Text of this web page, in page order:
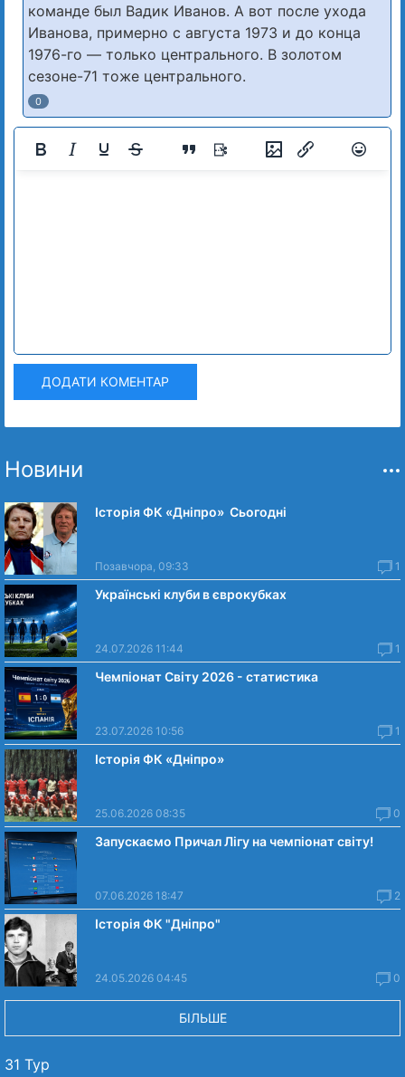
команде был Вадик Иванов. А вот после ухода
Иванова, примерно с августа 1973 и до конца
1976-го — только центрального. В золотом
сезоне-71 тоже центрального.
0
ДОДАТИ КОМЕНТАР
Новини
Історія ФК «Дніпро» Сьогодні
Позавчора, 09:33 1
Українські клуби в єврокубках
24.07.2026 11:44 1
Чемпіонат Світу 2026 - статистика
23.07.2026 10:56 1
Історія ФК «Дніпро»
25.06.2026 08:35 0
Запускаємо Причал Лігу на чемпіонат світу!
07.06.2026 18:47 2
Історія ФК "Дніпро"
24.05.2026 04:45 0
БІЛЬШЕ
31 Тур